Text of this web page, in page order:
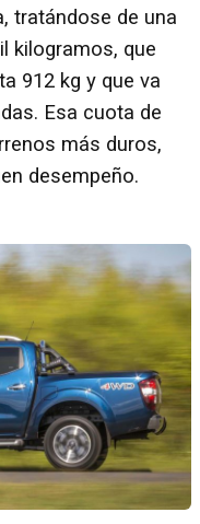
tratándose de una
kilogramos, que
912 kg y que va
Esa cuota de
más duros,
desempeño.